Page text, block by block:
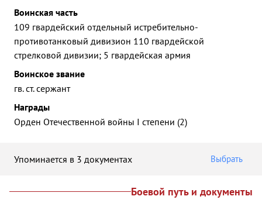
Воинская часть
109 гвардейский отдельный истребительно-
противотанковый дивизион 110 гвардейской
стрелковой дивизии; 5 гвардейская армия
Воинское звание
гв. ст. сержант
Награды
Орден Отечественной войны I степени (2)
Упоминается в 3 документах Выбрать
Боевой путь и документы